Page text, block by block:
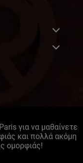
για να μαθαίνετε
και πολλά ακόμη
ομορφιάς!